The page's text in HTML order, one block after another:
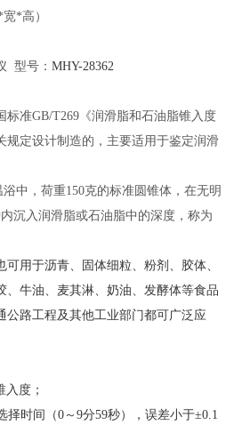
宽*高）
型号：MHY-28362
标准GB/T269《润滑脂和石油脂锥入度
规定设计制造的，主要适用于鉴定润滑
中，荷重150克的标准圆锥体，在无明
沉入润滑脂或石油脂中的深度，称为
用于沥青、固体细粒、粉剂、胶体、
、牛油、麦其淋、奶油、发酵体等食品
公路工程及其他工业部门都可广泛应
度；
时间（0～9分59秒），误差小于±0.1